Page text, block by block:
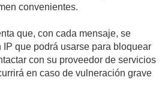
convenientes.
que, con cada mensaje, se
que podrá usarse para bloquear
con su proveedor de servicios
en caso de vulneración grave